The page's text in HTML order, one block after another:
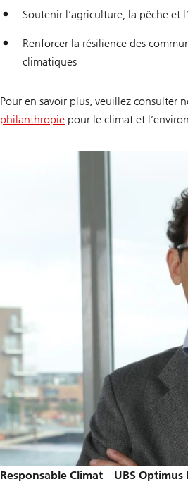
Soutenir l’agriculture, la pêche et
Renforcer la résilience des
climatiques
Pour en savoir plus, veuillez consulter
philanthropie pour le climat et
Responsable Climat – UBS